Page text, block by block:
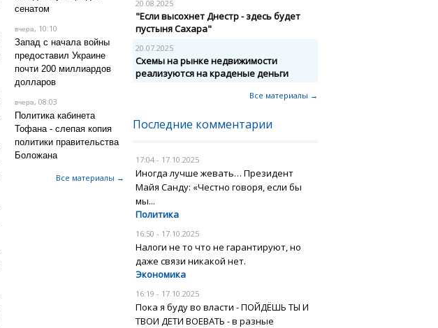
сенатом
вчера, 10:10
Запад с начала войны
предоставил Украине
почти 200 миллиардов
долларов
вчера, 08:03
Политика кабинета
Тофана - слепая копия
политики правительства
Боложана
Все материалы →
20.08.2025
"Если высохнет Днестр - здесь будет
пустыня Сахара"
20.07.2025
Схемы на рынке недвижимости
реализуются на краденые деньги
Все материалы →
Последние комментарии
17:04 - 17.10.2025
Иногда лучше жевать… Президент
Майя Санду: «Честно говоря, если бы
мы...
Политика
16:50 - 17.10.2025
Налоги не то что не гарантируют, но
даже связи никакой нет.
Экономика
16:19 - 17.10.2025
Пока я буду во власти - ПОЙДЁШЬ ТЫ И
ТВОИ ДЕТИ ВОЕВАТЬ - в разные